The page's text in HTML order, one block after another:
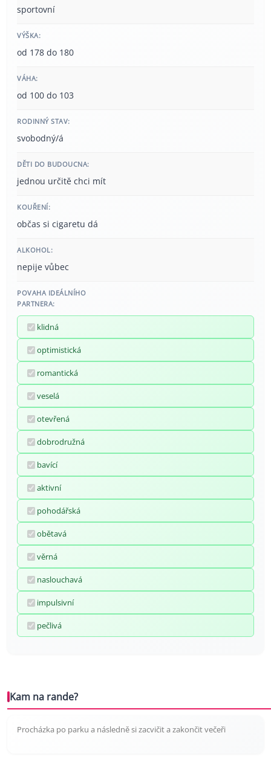
sportovní
VÝŠKA:
od 178 do 180
VÁHA:
od 100 do 103
RODINNÝ STAV:
svobodný/á
DĚTI DO BUDOUCNA:
jednou určitě chci mít
KOUŘENÍ:
občas si cigaretu dá
ALKOHOL:
nepije vůbec
POVAHA IDEÁLNÍHO
PARTNERA:
klidná
optimistická
romantická
veselá
otevřená
dobrodružná
bavící
aktivní
pohodářská
obětavá
věrná
naslouchavá
impulsivní
pečlivá
Kam na rande?
Procházka po parku a následně si zacvičit a zakončit večeři